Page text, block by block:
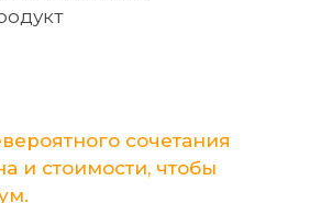
сочетания
и стоимости, чтобы